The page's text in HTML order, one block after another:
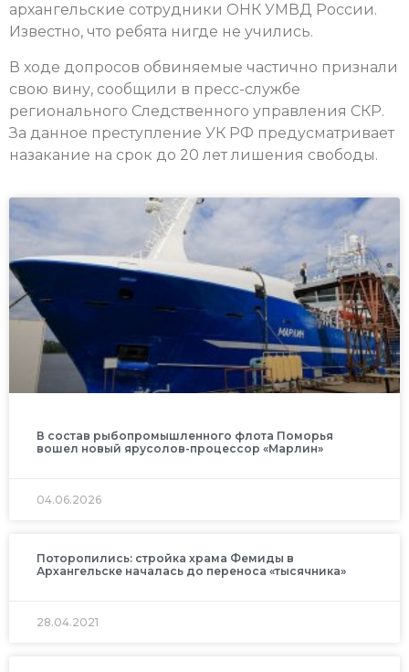
архангельские сотрудники ОНК УМВД России.
Известно, что ребята нигде не учились.
В ходе допросов обвиняемые частично признали
свою вину, сообщили в пресс-службе
регионального Следственного управления СКР.
За данное преступление УК РФ предусматривает
назакание на срок до 20 лет лишения свободы.
В состав рыбопромышленного флота Поморья
вошел новый ярусолов-процессор «Марлин»
04.06.2026
Поторопились: стройка храма Фемиды в
Архангельске началась до переноса «тысячника»
28.04.2021